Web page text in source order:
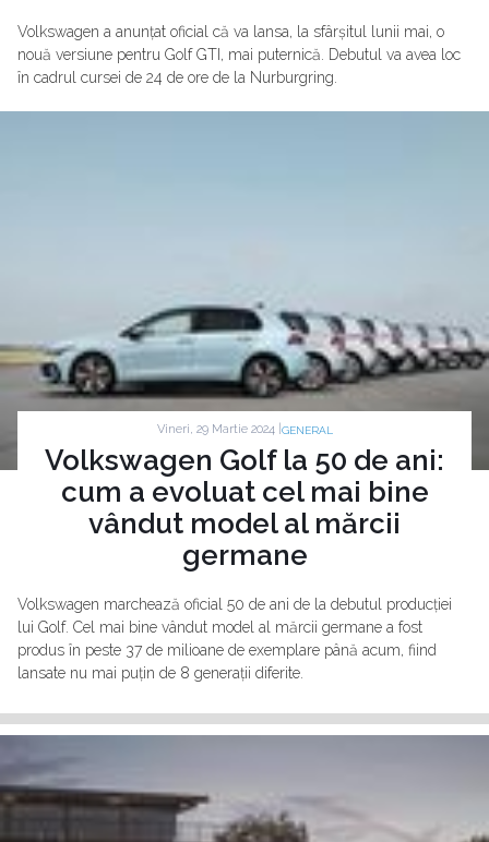
Volkswagen a anunțat oficial că va lansa, la sfârșitul lunii mai, o
nouă versiune pentru Golf GTI, mai puternică. Debutul va avea loc
în cadrul cursei de 24 de ore de la Nurburgring.
Vineri, 29 Martie 2024 | GENERAL
Volkswagen Golf la 50 de ani:
cum a evoluat cel mai bine
vândut model al mărcii
germane
Volkswagen marchează oficial 50 de ani de la debutul producției
lui Golf. Cel mai bine vândut model al mărcii germane a fost
produs în peste 37 de milioane de exemplare până acum, fiind
lansate nu mai puțin de 8 generații diferite.